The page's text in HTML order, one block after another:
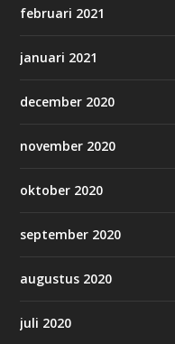
februari 2021
januari 2021
december 2020
november 2020
oktober 2020
september 2020
augustus 2020
juli 2020